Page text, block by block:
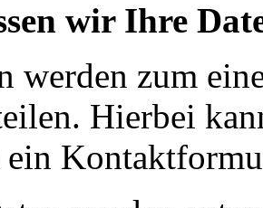
wir Ihre
werden zum
Hierbei